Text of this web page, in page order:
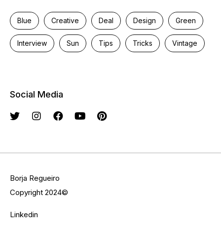
Blue Creative Deal Design Green
Interview Sun Tips Tricks Vintage
Social Media
Borja Regueiro
Copyright 2024©
Linkedin